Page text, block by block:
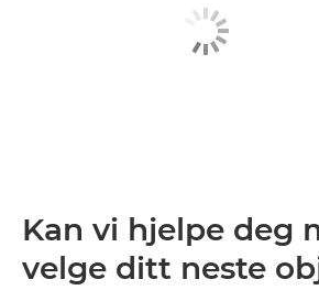
Kan vi hjelpe deg
velge ditt neste